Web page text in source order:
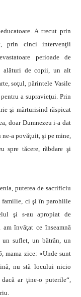
A trecut prin
prin cinci intervenţii
perioade de
alături de copii, un alt
soţul, părintele Vasile
a supravieţui. Prin
şi mărturisind răspicat
doar Dumnezeu i-a dat
a povăţuit, şi pe mine,
spre tăcere, răbdare şi
puterea de sacrificiu
familie, ci şi în parohiile
şi s-au apropiat de
învăţat ce înseamnă
un suflet, un bătrân, un
mama zice: «Unde sunt
nu stă locului nicio
ar ţine-o puterile“,